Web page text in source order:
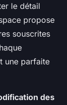
le détail
propose
souscrites
une parfaite
des